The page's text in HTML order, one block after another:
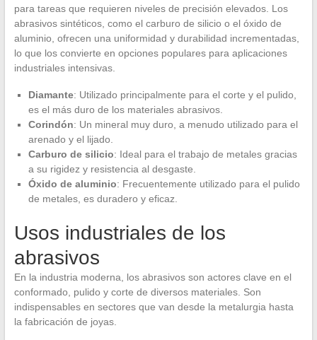
para tareas que requieren niveles de precisión elevados. Los
abrasivos sintéticos, como el carburo de silicio o el óxido de
aluminio, ofrecen una uniformidad y durabilidad incrementadas,
lo que los convierte en opciones populares para aplicaciones
industriales intensivas.
Diamante: Utilizado principalmente para el corte y el pulido,
es el más duro de los materiales abrasivos.
Corindón: Un mineral muy duro, a menudo utilizado para el
arenado y el lijado.
Carburo de silicio: Ideal para el trabajo de metales gracias
a su rigidez y resistencia al desgaste.
Óxido de aluminio: Frecuentemente utilizado para el pulido
de metales, es duradero y eficaz.
Usos industriales de los
abrasivos
En la industria moderna, los abrasivos son actores clave en el
conformado, pulido y corte de diversos materiales. Son
indispensables en sectores que van desde la metalurgia hasta
la fabricación de joyas.